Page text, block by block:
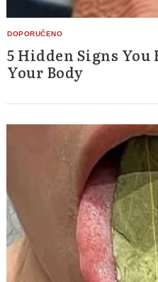
5 Hidden Signs You
Your Body